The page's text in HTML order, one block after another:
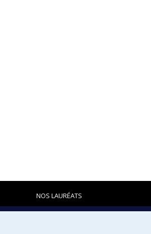
NOS LAURÉATS